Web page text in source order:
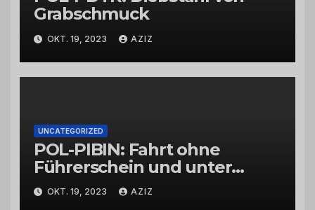
Grabschmuck
OKT. 19, 2023 AZIZ
UNCATEGORIZED
POL-PIBIN: Fahrt ohne
Führerschein und unter
Einfluss von Drogen
OKT. 19, 2023 AZIZ